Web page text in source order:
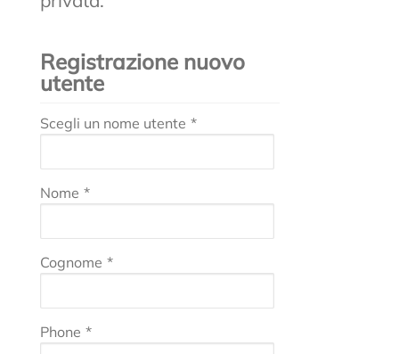
Registrazione nuovo
utente
Scegli un nome utente *
Nome *
Cognome *
Phone *